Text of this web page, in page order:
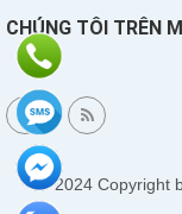
CHÚNG TÔI TRÊN
© 2024 Copyright